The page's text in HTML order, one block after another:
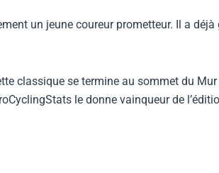
un jeune coureur prometteur. Il a
classique se termine au sommet du
le donne vainqueur de